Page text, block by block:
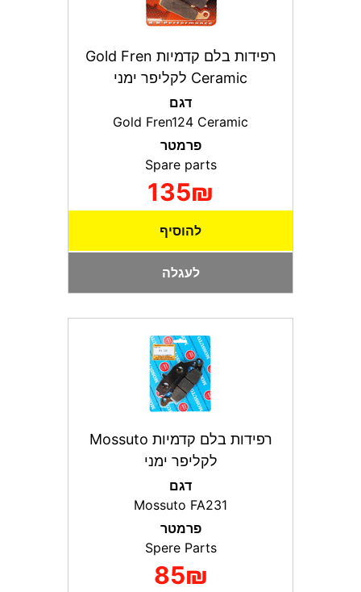
רפידות בלם קדמיות Gold Fren
Ceramic לקליפר ימני
דגם
Gold Fren124 Ceramic
פרמטר
Spare parts
135₪
להוסיף
לעגלה
רפידות בלם קדמיות Mossuto
לקליפר ימני
דגם
Mossuto FA231
פרמטר
Spere Parts
85₪